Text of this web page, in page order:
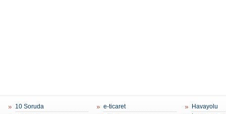
10 Soruda
e-ticaret
Havayolu